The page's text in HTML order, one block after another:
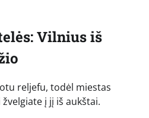
Vilnius iš
reljefu, todėl miestas
į jį iš aukštai.